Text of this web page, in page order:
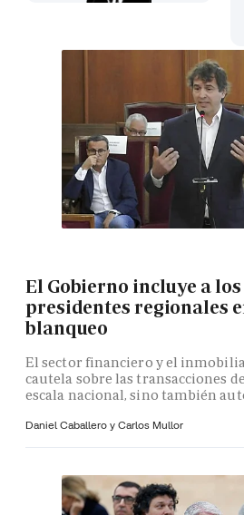
El Gobierno incluye a
presidentes regionales
blanqueo
El sector financiero y el
cautela sobre las transacciones
escala nacional, sino también
Daniel Caballero y Carlos Mullor